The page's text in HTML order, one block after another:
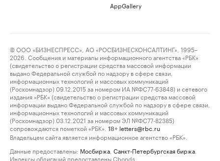
AppGallery
© ООО «БИЗНЕСПРЕСС», АО «РОСБИЗНЕСКОНСАЛТИНГ», 1995–
2026. Сообщения и материалы информационного агентства «РБК»
(свидетельство о регистрации средства массовой информации
выдано Федеральной службой по надзору в сфере связи,
информационных технологий и массовых коммуникаций
(Роскомнадзор) 09.12.2015 за номером ИА №ФС77-63848) и сетевого
издания «РБК» (свидетельство о регистрации средства массовой
информации выдано Федеральной службой по надзору в сфере связи,
информационных технологий и массовых коммуникаций
(Роскомнадзор) 03.12.2021 за номером ЭЛ №ФС77-82385)
сопровождаются пометкой «РБК».
18+ letters@rbc.ru
Владельцем сайта является информационное агентство «РБК».
Данные предоставлены: Мосбиржа Санкт-Петербургская биржа
Индексы облигаций предоставлены Cbonds.